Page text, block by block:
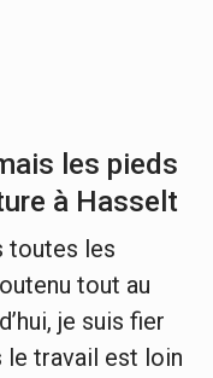
les pieds
à Hasselt
toutes les
tout au
je suis fier
le travail est loin